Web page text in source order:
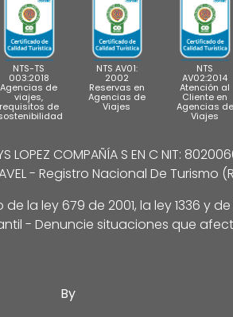
NTS-TS
003:2018
Agencias de
viajes,
requisitos de
NTS AV01:
2002
Reservas en
Agencias de
Viajes
NTS
AV02:2014
Atención al
Cliente en
Agencias de
Viajes
LOPEZ COMPAÑÍA S EN C NIT:
- Registro Nacional De Turismo
la ley 679 de 2001, la ley 1336 y
- Denuncie situaciones que
By